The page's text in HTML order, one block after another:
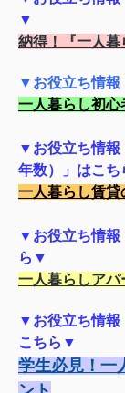
▼
納得！『一人
▼お役立ち情報
一人暮らし初心
▼お役立ち情報
年数）」はこ
一人暮らし賃貸
▼お役立ち情報
ら▼
一人暮らしアパ
▼お役立ち情報
こちら▼
学生必見！一